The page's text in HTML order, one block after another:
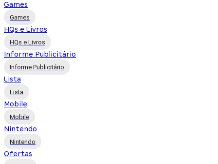
Games
Games
HQs e Livros
HQs e Livros
Informe Publicitário
Informe Publicitário
Lista
Lista
Mobile
Mobile
Nintendo
Nintendo
Ofertas